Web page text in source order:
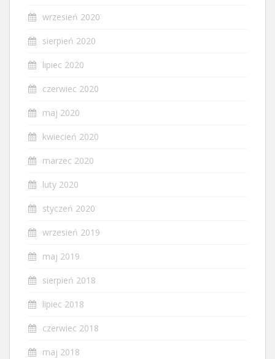
wrzesień 2020
sierpień 2020
lipiec 2020
czerwiec 2020
maj 2020
kwiecień 2020
marzec 2020
luty 2020
styczeń 2020
wrzesień 2019
maj 2019
sierpień 2018
lipiec 2018
czerwiec 2018
maj 2018